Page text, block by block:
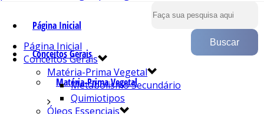
Página Inicial
Conceitos Gerais
Matéria-Prima Vegetal
Página Inicial
Conceitos Gerais
Matéria-Prima Vegetal
Metabolismo Secundário
Quimiotipos
Óleos Essenciais